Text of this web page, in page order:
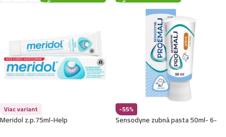
Viac variant
Meridol z.p.75ml-Help
-55%
Sensodyne zubná pasta 50ml- 6-